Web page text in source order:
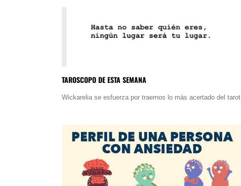
TAROSCOPO DE ESTA SEMANA
Wickarelia se esfuerza por traernos lo más acertado del tarot